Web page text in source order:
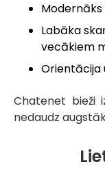
Modernāks
Labāka
vecākiem
Orientācija
Chatenet bieži
nedaudz